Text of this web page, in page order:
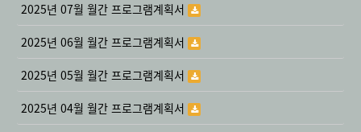
2025년 07월 월간 프로그램계획서
2025년 06월 월간 프로그램계획서
2025년 05월 월간 프로그램계획서
2025년 04월 월간 프로그램계획서